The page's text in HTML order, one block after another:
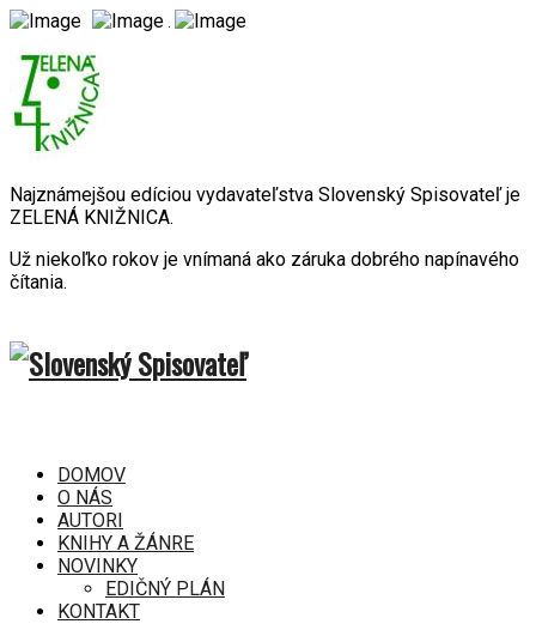
Najznámejšou edíciou vydavateľstva Slovenský Spisovateľ je
ZELENÁ KNIŽNICA.
Už niekoľko rokov je vnímaná ako záruka dobrého napínavého
čítania.
DOMOV
O NÁS
AUTORI
KNIHY A ŽÁNRE
NOVINKY
EDIČNÝ PLÁN
KONTAKT